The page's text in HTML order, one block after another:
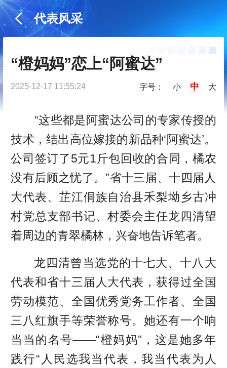
代表风采
“橙妈妈”恋上“阿蜜达”
2025-12-17 11:55:24 字号： 小 中 大
“这些都是阿蜜达公司的专家传授的
技术，结出高位嫁接的新品种‘阿蜜达’。
公司签订了5元1斤包回收的合同，橘农
没有后顾之忧了。”省十三届、十四届人
大代表、芷江侗族自治县禾梨坳乡古冲
村党总支部书记、村委会主任龙四清望
着周边的青翠橘林，兴奋地告诉笔者。
龙四清曾当选党的十七大、十八大
代表和省十三届人大代表，获得过全国
劳动模范、全国优秀党务工作者、全国
三八红旗手等荣誉称号。她还有一个响
当当的名号——“橙妈妈”，这是她多年
践行“人民选我当代表，我当代表为人